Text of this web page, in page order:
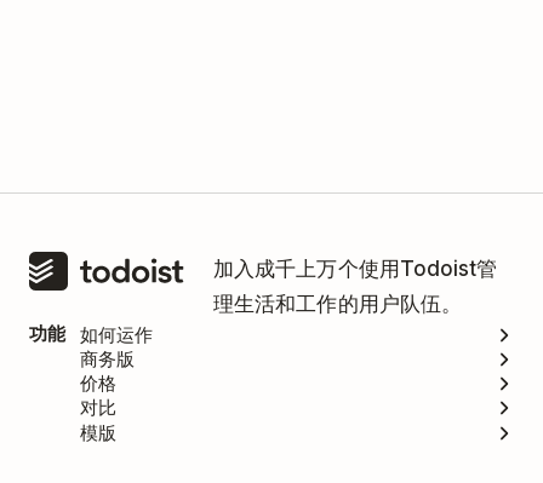
加入成千上万个使用Todoist管
理生活和工作的用户队伍。
功能
如何运作
商务版
价格
对比
模版